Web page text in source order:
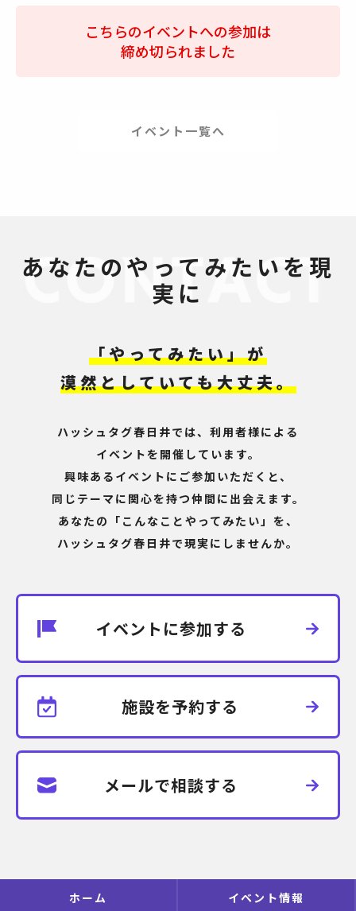
こちらのイベントへの参加は
締め切られました
イベント一覧へ
あなたのやってみたいを現
実に
「やってみたい」が
漠然としていても大丈夫。
ハッシュタグ春日井では、利用者様による
イベントを開催しています。
興味あるイベントにご参加いただくと、
同じテーマに関心を持つ仲間に出会えます。
あなたの「こんなことやってみたい」を、
ハッシュタグ春日井で現実にしませんか。
イベントに参加する
施設を予約する
メールで相談する
ホーム イベント情報